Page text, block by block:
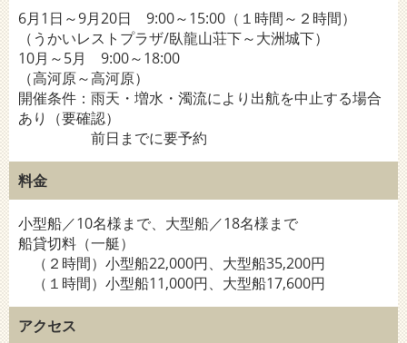
6月1日～9月20日 9:00～15:00（１時間～２時間）
（うかいレストプラザ/臥龍山荘下～大洲城下）
10月～5月 9:00～18:00
（高河原～高河原）
開催条件：雨天・増水・濁流により出航を中止する場合
あり（要確認）
前日までに要予約
料金
小型船／10名様まで、大型船／18名様まで
船貸切料（一艇）
（２時間）小型船22,000円、大型船35,200円
（１時間）小型船11,000円、大型船17,600円
アクセス